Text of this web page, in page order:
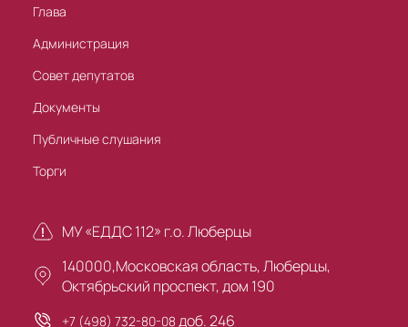
Глава
Администрация
Совет депутатов
Документы
Публичные слушания
Торги
МУ «ЕДДС 112» г.о. Люберцы
140000,Московская область, Люберцы,
Октябрьский проспект, дом 190
+7 (498) 732-80-08 доб. 246